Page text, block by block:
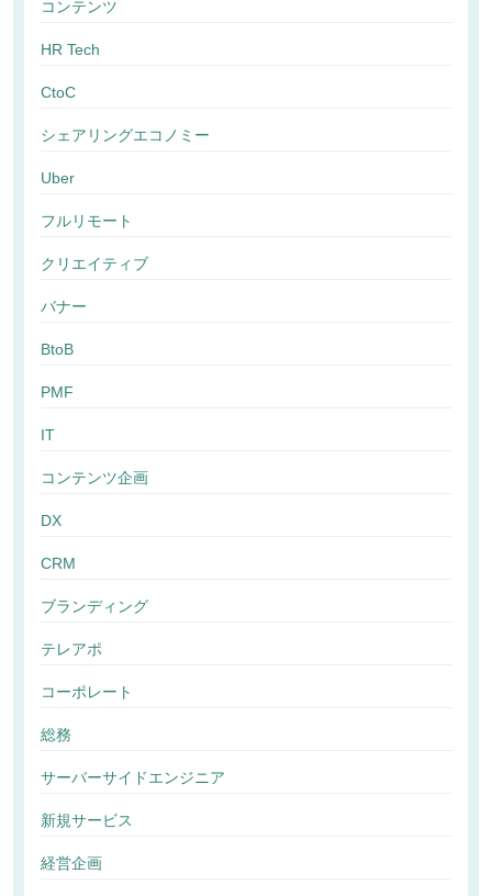
コンテンツ
HR Tech
CtoC
シェアリングエコノミー
Uber
フルリモート
クリエイティブ
バナー
BtoB
PMF
IT
コンテンツ企画
DX
CRM
ブランディング
テレアポ
コーポレート
総務
サーバーサイドエンジニア
新規サービス
経営企画